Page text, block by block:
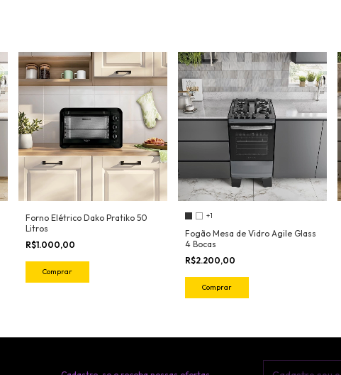
Forno Elétrico Dako Pratiko 50
Litros
R$1.000,00
Comprar
+1
Fogão Mesa de Vidro Agile Glass
4 Bocas
R$2.200,00
Comprar